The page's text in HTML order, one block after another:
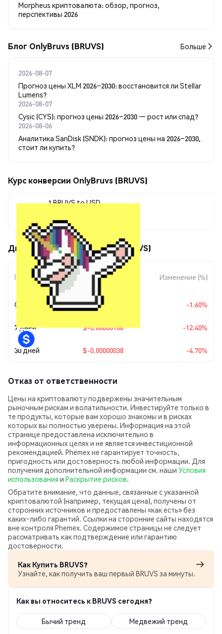
Morpheus криптовалюта: обзор, прогноз,
перспективы 2026
Блог OnlyBruvs (BRUVS) Больше
2026-08-07
Прогноз цены XLM 2026–2030: восстановится ли Stellar
Lumens?
2026-08-07
Cysic (CYS): прогноз цены 2026–2030 — рост или спад?
2026-08-06
Аналитика SanDisk (SNDK): прогноз цены на 2026–2030,
стоит ли купить?
Курс конверсии OnlyBruvs (BRUVS)
1 BRUVS to USD
$0.00000764
Движения цены OnlyBruvs (BRUVS)
Период
Изменение
суммы
Изменение (%)
Сегодня $-0.00000012 -1.60%
7 дней $-0.00000108 -12.40%
30 дней $-0.00000038 -4.70%
Отказ от ответственности
Цены на криптовалюту подвержены значительным
рыночным рискам и волатильности. Инвестируйте только в
те продукты, которые вам хорошо знакомы и в рисках
которых вы полностью уверены. Информация на этой
странице предоставлена исключительно в
информационных целях и не является инвестиционной
рекомендацией. Phemex не гарантирует точность,
пригодность или достоверность любой информации. Для
получения дополнительной информации см. наши Условия
использования и Раскрытие рисков.
Обратите внимание, что данные, связанные с указанной
криптовалютой (например, текущая цена), получены от
сторонних источников и предоставлены «как есть» без
каких‑либо гарантий. Ссылки на сторонние сайты находятся
вне контроля Phemex. Содержимое страницы не следует
рассматривать как подтверждение или гарантию
достоверности.
Как Купить BRUVS?
Узнайте, как получить ваш первый BRUVS за минуты.
Как вы относитесь к BRUVS сегодня?
Бычий тренд Медвежий тренд